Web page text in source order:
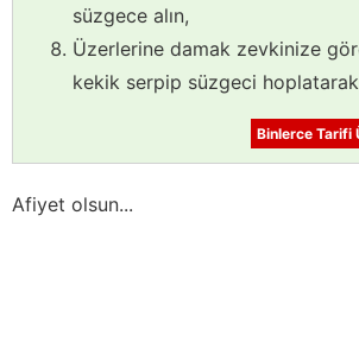
süzgece alın,
Üzerlerine damak zevkinize
kekik serpip süzgeci hoplatarak
Binlerce Tarifi
Afiyet olsun...